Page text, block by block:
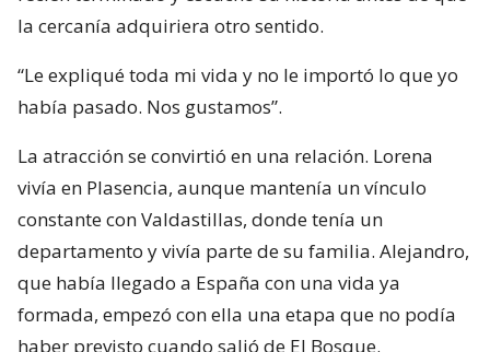
la cercanía adquiriera otro sentido.
“Le expliqué toda mi vida y no le importó lo que yo
había pasado. Nos gustamos”.
La atracción se convirtió en una relación. Lorena
vivía en Plasencia, aunque mantenía un vínculo
constante con Valdastillas, donde tenía un
departamento y vivía parte de su familia. Alejandro,
que había llegado a España con una vida ya
formada, empezó con ella una etapa que no podía
haber previsto cuando salió de El Bosque.